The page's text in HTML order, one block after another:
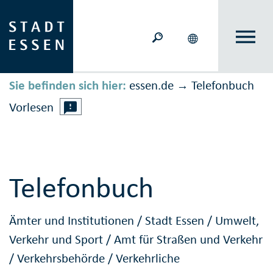
Sie befinden sich hier: essen.de → Telefonbuch
Vorlesen
Telefonbuch
Ämter und Institutionen /Stadt Essen / Umwelt,
Verkehr und Sport /Amt für Straßen und Verkehr
/Verkehrsbehörde /Verkehrliche